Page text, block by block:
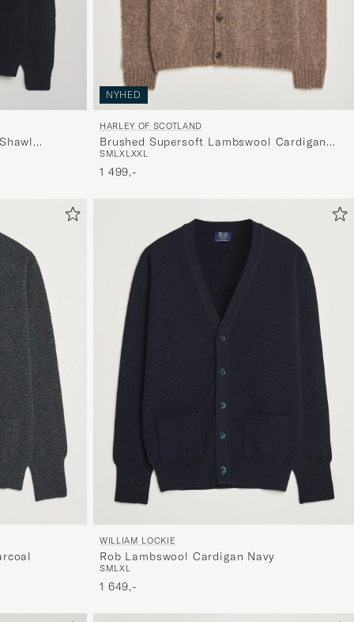
NYHED
HARLEY OF SCOTLAND
Brushed Supersoft Lambswool Cardigan
Tundra
SMLXL XXL
1 499,-
WILLIAM LOCKIE
Rob Lambswool Cardigan Navy
SMLXL
1 649,-